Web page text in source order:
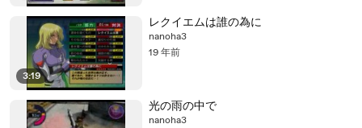
3:19
レクイエムは誰の為に
nanoha3
19 年前
光の雨の中で
nanoha3